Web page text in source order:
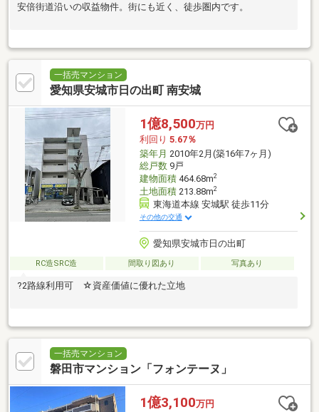
安倍街道沿いの収益物件。街にも近く、徒歩圏内です。
一括売マンション
愛知県安城市日の出町 南安城
1億8,500万円
利回り 5.67％
築年月 2010年2月(築16年7ヶ月)
総戸数9戸
建物面積464.68m2
土地面積213.88m2
東海道本線 安城駅 徒歩11分
その他の交通
愛知県安城市日の出町
RC造SRC造 間取り図あり 写真あり
?2路線利用可 ☆資産価値に優れた立地
一括売マンション
磐田市マンション「フォンテーヌ」
1億3,100万円